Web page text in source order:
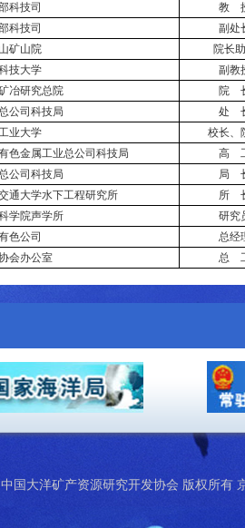
科技司
教
科技司
副处
矿山院
院长
技大学
副教
冶研究总院
院
公司科技局
处
业大学
校长、
色金属工业总公司科技局
高
公司科技局
局
通大学水下工程研究所
所
学院声学所
研究
色公司
总经
会办公室 总
中国大洋矿产资源研究开发协会 版权所有